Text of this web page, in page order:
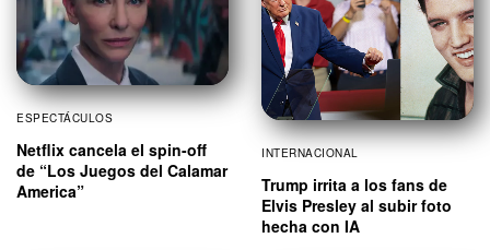
ESPECTÁCULOS
Netflix cancela el spin-off
de “Los Juegos del Calamar
America”
INTERNACIONAL
Trump irrita a los fans de
Elvis Presley al subir foto
hecha con IA